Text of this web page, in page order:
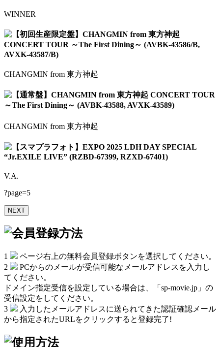
WINNER
【初回生産限定盤】CHANGMIN from 東方神起
CONCERT TOUR ～The First Dining～ (AVBK-43586/B,
AVXK-43587/B)
CHANGMIN from 東方神起
【通常盤】CHANGMIN from 東方神起 CONCERT TOUR
～The First Dining～ (AVBK-43588, AVXK-43589)
CHANGMIN from 東方神起
【スマプラフォト】EXPO 2025 LDH DAY SPECIAL
“Jr.EXILE LIVE” (RZBD-67399, RZXD-67401)
V.A.
?page=5
NEXT
1
ページ右上の無料会員登録ボタンを選択してください。
2
PCからのメールが受信可能なメールアドレスを入力し
てください。
ドメイン指定受信を設定している場合は、「sp-movie.jp」の
受信設定をしてください。
3
入力したメールアドレスに送られてきた認証確認メール
から指定されたURLをクリックすると登録完了!